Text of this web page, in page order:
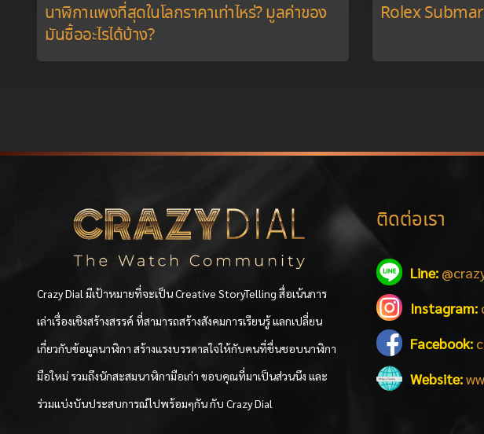
นาฬิกาแพงที่สุดในโลกราคาเท่าไหร่? มูลค่าของ
มันซื้ออะไรได้บ้าง?
Rolex
Crazy Dial มีเป้าหมายที่จะเป็น Creative StoryTelling สื่อเน้นการ
เล่าเรื่องเชิงสร้างสรรค์ ที่สามารถสร้างสังคมการเรียนรู้ แลกเปลี่ยน
เกี่ยวกับข้อมูลนาฬิกา สร้างแรงบรรดาลใจให้กับคนที่ชื่นชอบนาฬิกา
มือใหม่ รวมถึงนักสะสมนาฬิกามือเก่า ขอบคุณที่มาเป็นส่วนนึง และ
ร่วมแบ่งบันประสบการณ์ไปพร้อมๆกัน กับ Crazy Dial
ติดต่อเรา
Line:
Instagram:
Facebook:
Website: